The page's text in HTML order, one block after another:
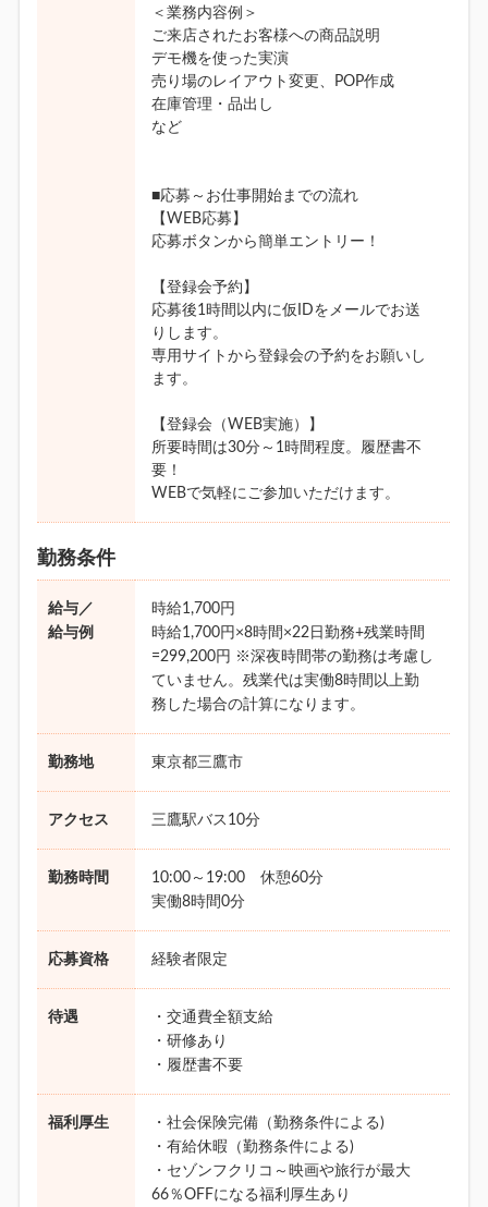
＜業務内容例＞
ご来店されたお客様への商品説明
デモ機を使った実演
売り場のレイアウト変更、POP作成
在庫管理・品出し
など
■応募～お仕事開始までの流れ
【WEB応募】
応募ボタンから簡単エントリー！
【登録会予約】
応募後1時間以内に仮IDをメールでお送
りします。
専用サイトから登録会の予約をお願いし
ます。
【登録会（WEB実施）】
所要時間は30分～1時間程度。履歴書不
要！
WEBで気軽にご参加いただけます。
勤務条件
給与／
給与例
時給1,700円
時給1,700円×8時間×22日勤務+残業時間
=299,200円 ※深夜時間帯の勤務は考慮し
ていません。残業代は実働8時間以上勤
務した場合の計算になります。
勤務地 東京都三鷹市
アクセス 三鷹駅バス10分
勤務時間
10:00～19:00 休憩60分
実働8時間0分
応募資格 経験者限定
待遇
・交通費全額支給
・研修あり
・履歴書不要
福利厚生
・社会保険完備（勤務条件による)
・有給休暇（勤務条件による)
・セゾンフクリコ～映画や旅行が最大
66％OFFになる福利厚生あり